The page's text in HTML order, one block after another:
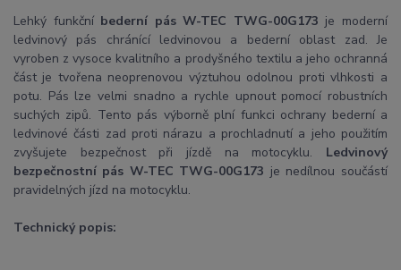
Lehký funkční bederní pás W-TEC TWG-00G173 je moderní
ledvinový pás chránící ledvinovou a bederní oblast zad. Je
vyroben z vysoce kvalitního a prodyšného textilu a jeho ochranná
část je tvořena neoprenovou výztuhou odolnou proti vlhkosti a
potu. Pás lze velmi snadno a rychle upnout pomocí robustních
suchých zipů. Tento pás výborně plní funkci ochrany bederní a
ledvinové části zad proti nárazu a prochladnutí a jeho použitím
zvyšujete bezpečnost při jízdě na motocyklu. Ledvinový
bezpečnostní pás W-TEC TWG-00G173 je nedílnou součástí
pravidelných jízd na motocyklu.
Technický popis: